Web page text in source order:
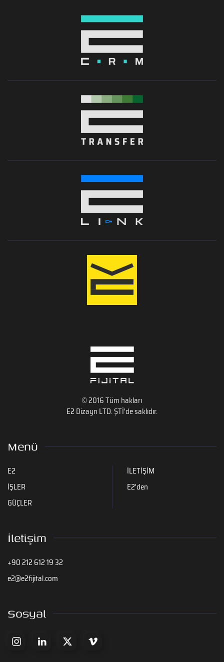
© 2016 Tüm hakları
E2 Dizayn LTD. ŞTİ'de saklıdır.
Menü
E2
İŞLER
GÜÇLER
İLETİŞİM
E2'den
İletişim
+90 212 612 19 32
e2@e2fijital.com
Sosyal